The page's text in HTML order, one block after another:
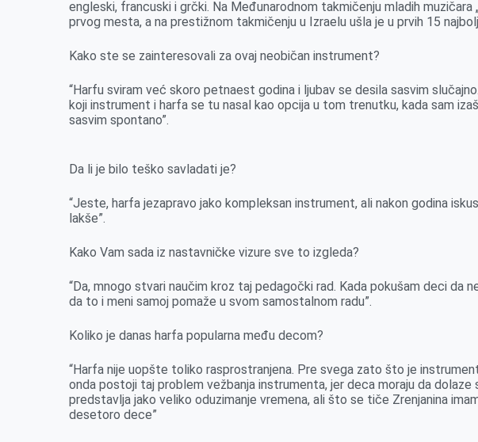
k
e
n
p
engleski, francuski i grčki. Na Međunarodnom takmičenju mladih muzičara
prvog mesta, a na prestižnom takmičenju u Izraelu ušla je u prvih 15
Kako ste se zainteresovali za ovaj neobičan instrument?
“Harfu sviram već skoro petnaest godina i ljubav se desila sasvim
koji instrument i harfa se tu nasal kao opcija u tom trenutku, kada sam
sasvim spontano”.
Da li je bilo teško savladati je?
“Jeste, harfa jezapravo jako kompleksan instrument, ali nakon godina
lakše”.
Kako Vam sada iz nastavničke vizure sve to izgleda?
“Da, mnogo stvari naučim kroz taj pedagočki rad. Kada pokušam deci da
da to i meni samoj pomaže u svom samostalnom radu”.
Koliko je danas harfa popularna među decom?
“Harfa nije uopšte toliko rasprostranjena. Pre svega zato što je
onda postoji taj problem vežbanja instrumenta, jer deca moraju da dolaze
predstavlja jako veliko oduzimanje vremena, ali što se tiče Zrenjanina
desetoro dece”